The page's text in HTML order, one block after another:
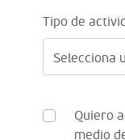
Tipo de
Quiero
medio